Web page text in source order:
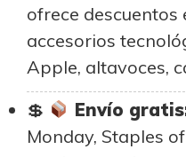
ofrece
accesorios
Apple, altavoces,
Envío
Monday, Staples